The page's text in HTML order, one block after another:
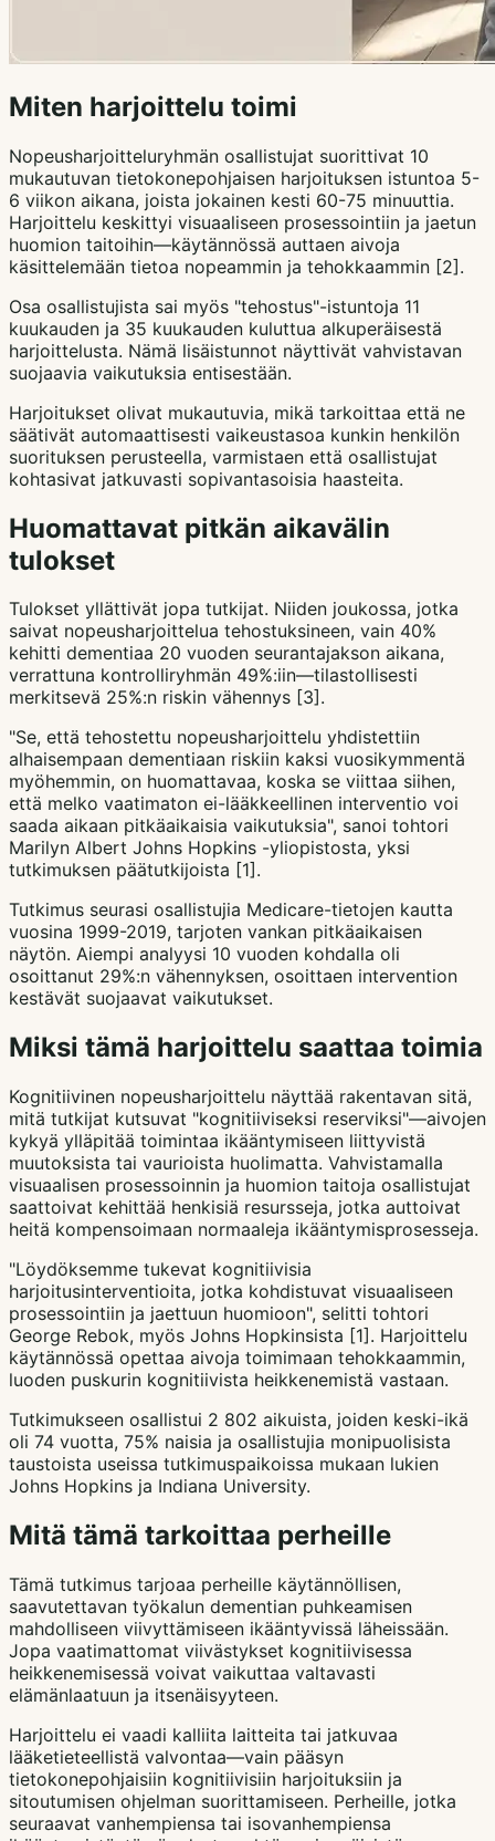
Miten harjoittelu toimi
Nopeusharjoitteluryhmän osallistujat suorittivat 10
mukautuvan tietokonepohjaisen harjoituksen istuntoa 5-
6 viikon aikana, joista jokainen kesti 60-75 minuuttia.
Harjoittelu keskittyi visuaaliseen prosessointiin ja jaetun
huomion taitoihin—käytännössä auttaen aivoja
käsittelemään tietoa nopeammin ja tehokkaammin [2].
Osa osallistujista sai myös "tehostus"-istuntoja 11
kuukauden ja 35 kuukauden kuluttua alkuperäisestä
harjoittelusta. Nämä lisäistunnot näyttivät vahvistavan
suojaavia vaikutuksia entisestään.
Harjoitukset olivat mukautuvia, mikä tarkoittaa että ne
säätivät automaattisesti vaikeustasoa kunkin henkilön
suorituksen perusteella, varmistaen että osallistujat
kohtasivat jatkuvasti sopivantasoisia haasteita.
Huomattavat pitkän aikavälin
tulokset
Tulokset yllättivät jopa tutkijat. Niiden joukossa, jotka
saivat nopeusharjoittelua tehostuksineen, vain 40%
kehitti dementiaa 20 vuoden seurantajakson aikana,
verrattuna kontrolliryhmän 49%:iin—tilastollisesti
merkitsevä 25%:n riskin vähennys [3].
"Se, että tehostettu nopeusharjoittelu yhdistettiin
alhaisempaan dementiaan riskiin kaksi vuosikymmentä
myöhemmin, on huomattavaa, koska se viittaa siihen,
että melko vaatimaton ei-lääkkeellinen interventio voi
saada aikaan pitkäaikaisia vaikutuksia", sanoi tohtori
Marilyn Albert Johns Hopkins -yliopistosta, yksi
tutkimuksen päätutkijoista [1].
Tutkimus seurasi osallistujia Medicare-tietojen kautta
vuosina 1999-2019, tarjoten vankan pitkäaikaisen
näytön. Aiempi analyysi 10 vuoden kohdalla oli
osoittanut 29%:n vähennyksen, osoittaen intervention
kestävät suojaavat vaikutukset.
Miksi tämä harjoittelu saattaa toimia
Kognitiivinen nopeusharjoittelu näyttää rakentavan sitä,
mitä tutkijat kutsuvat "kognitiiviseksi reserviksi"—aivojen
kykyä ylläpitää toimintaa ikääntymiseen liittyvistä
muutoksista tai vaurioista huolimatta. Vahvistamalla
visuaalisen prosessoinnin ja huomion taitoja osallistujat
saattoivat kehittää henkisiä resursseja, jotka auttoivat
heitä kompensoimaan normaaleja ikääntymisprosesseja.
"Löydöksemme tukevat kognitiivisia
harjoitusinterventioita, jotka kohdistuvat visuaaliseen
prosessointiin ja jaettuun huomioon", selitti tohtori
George Rebok, myös Johns Hopkinsista [1]. Harjoittelu
käytännössä opettaa aivoja toimimaan tehokkaammin,
luoden puskurin kognitiivista heikkenemistä vastaan.
Tutkimukseen osallistui 2 802 aikuista, joiden keski-ikä
oli 74 vuotta, 75% naisia ja osallistujia monipuolisista
taustoista useissa tutkimuspaikoissa mukaan lukien
Johns Hopkins ja Indiana University.
Mitä tämä tarkoittaa perheille
Tämä tutkimus tarjoaa perheille käytännöllisen,
saavutettavan työkalun dementian puhkeamisen
mahdolliseen viivyttämiseen ikääntyvissä läheissään.
Jopa vaatimattomat viivästykset kognitiivisessa
heikkenemisessä voivat vaikuttaa valtavasti
elämänlaatuun ja itsenäisyyteen.
Harjoittelu ei vaadi kalliita laitteita tai jatkuvaa
lääketieteellistä valvontaa—vain pääsyn
tietokonepohjaisiin kognitiivisiin harjoituksiin ja
sitoutumisen ohjelman suorittamiseen. Perheille, jotka
seuraavat vanhempiensa tai isovanhempiensa